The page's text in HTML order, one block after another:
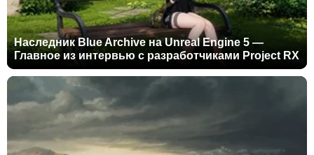
Наследник Blue Archive на Unreal Engine 5 —
Главное из интервью с разработчиками Project RX